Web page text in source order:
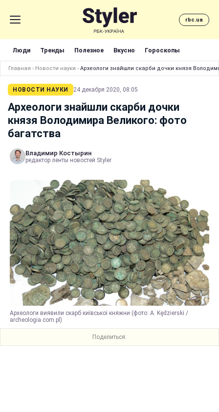
rbc.ua
Люди Тренды Полезное Вкусно Гороскопы
Главная › Новости науки › Археологи знайшли скарби дочки князя
НОВОСТИ НАУКИ 24 декабря 2020, 08:05
Археологи знайшли скарби дочки
князя Володимира Великого: фото
багатства
Владимир Костырин
редактор ленты новостей Styler
Археологи виявили скарб київської княжни (фото: A. Kędzierski /
archeologia.com.pl)
Поделиться: